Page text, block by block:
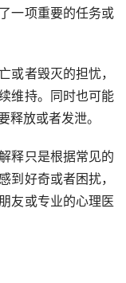
一项重要的任务或
或者毁灭的担忧，
维持。同时也可能
释放或者发泄。
释只是根据常见的
到好奇或者困扰，
友或专业的心理医